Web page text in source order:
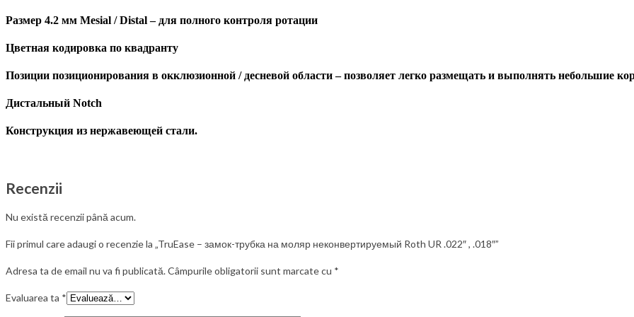
Размер 4.2 мм Mesial / Distal – для полного контроля ротации
Цветная кодировка по квадранту
Позиции позиционирования в окклюзионной / десневой области – позволяет легко размещать и выполнять небольшие
Дистальный Notch
Конструкция из нержавеющей стали.
Recenzii
Nu există recenzii până acum.
Fii primul care adaugi o recenzie la „TruEase – замок-трубка на моляр неконвертируемый Roth UR .022″ , .018″”
Adresa ta de email nu va fi publicată.Câmpurile obligatorii sunt marcate cu *
Evaluarea ta *